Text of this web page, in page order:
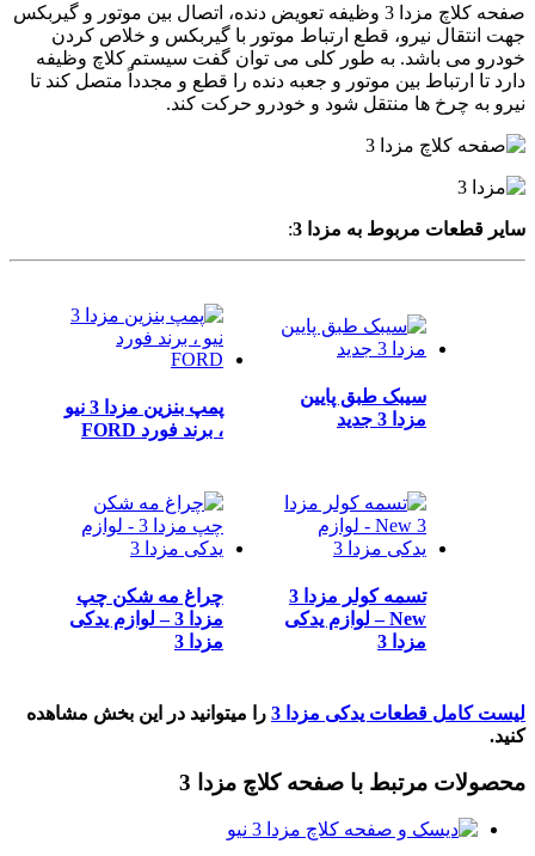
صفحه کلاچ مزدا 3 وظیفه تعویض دنده، اتصال بین موتور و گیربکس
جهت انتقال نیرو، قطع ارتباط موتور با گیربکس و خلاص کردن
خودرو می باشد. به طور کلی می توان گفت سیستم کلاچ وظیفه
دارد تا ارتباط بین موتور و جعبه دنده را قطع و مجدداً متصل کند تا
نیرو به چرخ ها منتقل شود و خودرو حرکت کند.
سایر قطعات مربوط به مزدا 3 :
سیبک طبق پایین
مزدا 3 جدید
پمپ بنزین مزدا 3 نیو
، برند فورد FORD
تسمه کولر مزدا 3
New – لوازم یدکی
مزدا 3
چراغ مه شکن چپ
مزدا 3 – لوازم یدکی
مزدا 3
لیست کامل قطعات یدکی مزدا 3
را میتوانید در این بخش مشاهده
کنید.
محصولات مرتبط با صفحه کلاچ مزدا 3